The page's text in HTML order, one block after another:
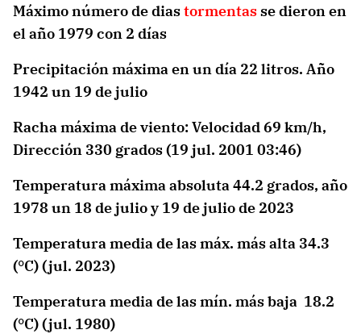
Máximo número de diastormentasse dieron en
el año 1979 con 2 días
Precipitación máxima en un día 22 litros. Año
1942 un 19 de julio
Racha máxima de viento: Velocidad 69 km/h,
Dirección 330 grados (19 jul. 2001 03:46)
Temperatura máxima absoluta 44.2 grados, año
1978 un 18 de julio y 19 de julio de 2023
Temperatura media de las máx. más alta 34.3
(°C) (jul. 2023)
Temperatura media de las mín. más baja 18.2
(°C) (jul. 1980)